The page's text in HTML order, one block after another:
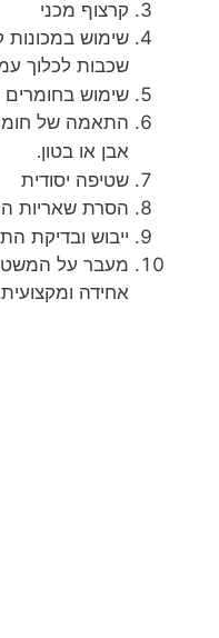
קרצוף מכני
שימוש במכונות
שכבות לכלוך
שימוש בחומרים
התאמה של
אבן או בטון.
שטיפה יסודית
הסרת שאריות
ייבוש ובדיקת
מעבר על
אחידה ומקצועית